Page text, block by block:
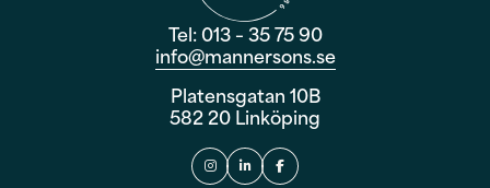
Tel: 013 – 35 75 90
info@mannersons.se
Platensgatan 10B
582 20 Linköping